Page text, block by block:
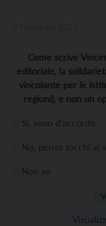
Come scrive
editoriale, la
vincolante per le
regioni), e non un
Sì, sono d'accordo
No, penso tocchi al
Non so